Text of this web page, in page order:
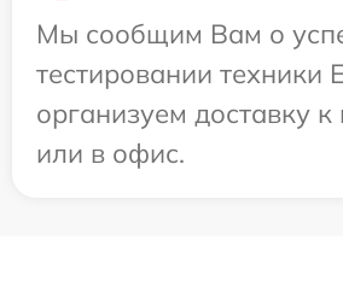
Мы сообщим Вам о
тестировании техники
организуем доставку
или в офис.